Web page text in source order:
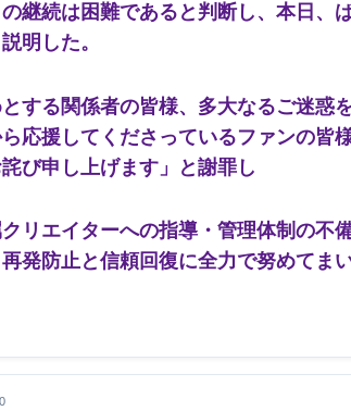
継続は困難であると判断し、本日、
明した。
する関係者の皆様、多大なるご迷惑
応援してくださっているファンの皆
び申し上げます」と謝罪し
リエイターへの指導・管理体制の不
発防止と信頼回復に全力で努めてま